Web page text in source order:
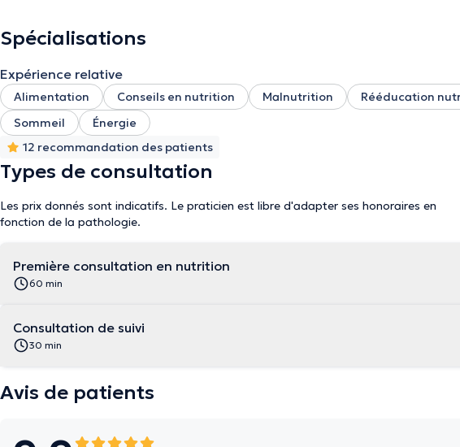
préférences alimentaires et votre style de vie. Garder le plaisir de manger est une
elle doit s’intégrer positivement et sans frustration. Pour cette raison, nous
Spécialisations
Expérience relative
Alimentation Conseils en nutrition Malnutrition Rééducation
Sommeil
Énergie
12 recommandation des patients
Types de consultation
Les prix donnés sont indicatifs. Le praticien est libre d'adapter ses honoraires en
fonction de la pathologie.
Première consultation en nutrition
60 min
Consultation de suivi
30 min
Avis de patients